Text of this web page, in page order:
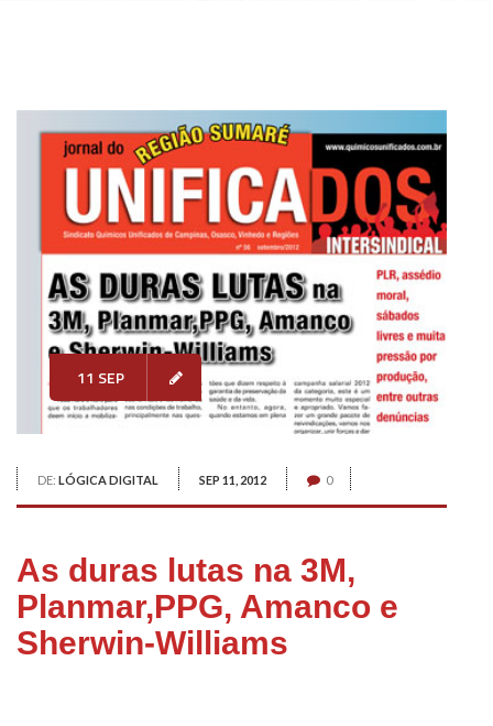
11 SEP
DE: LÓGICA DIGITAL SEP 11, 2012 0
As duras lutas na 3M,
Planmar,PPG, Amanco e
Sherwin-Williams